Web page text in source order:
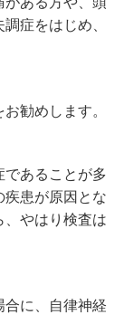
症をはじめ、
勧めします。
であることが多
疾患が原因とな
、やはり検査は
合に、自律神経